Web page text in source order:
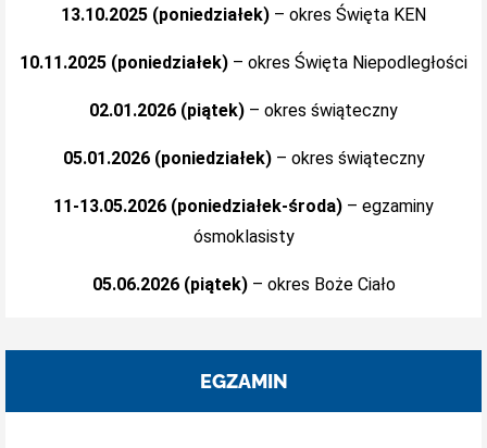
13.10.2025 (poniedziałek) – okres Święta KEN
10.11.2025 (poniedziałek) – okres Święta Niepodległości
02.01.2026 (piątek) – okres świąteczny
05.01.2026 (poniedziałek)– okres świąteczny
11-13.05.2026 (poniedziałek-środa) – egzaminy
ósmoklasisty
05.06.2026 (piątek)– okres Boże Ciało
EGZAMIN